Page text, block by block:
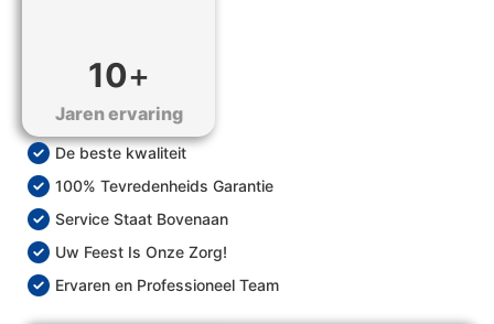
10+
Jaren ervaring
De beste kwaliteit
100% Tevredenheids Garantie
Service Staat Bovenaan
Uw Feest Is Onze Zorg!
Ervaren en Professioneel Team